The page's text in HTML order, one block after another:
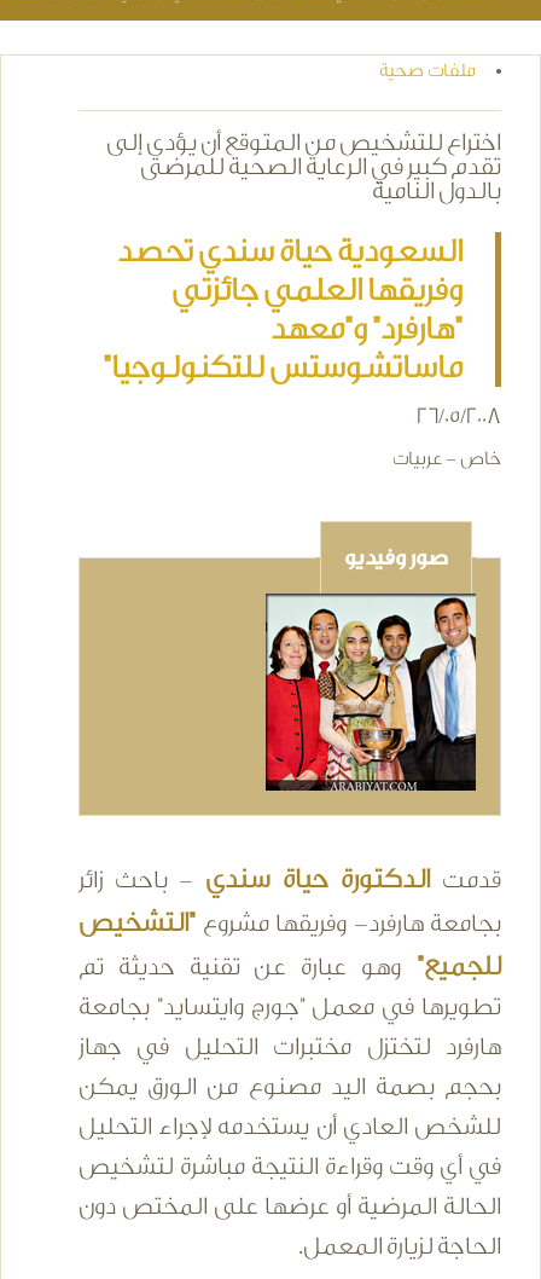
ملفات صحية
اختراع للتشخيص من المتوقع أن يؤدي إلى
تقدم كبير في الرعاية الصحية للمرضى
بالدول النامية
السعودية حياة سندي تحصد
وفريقها العلمي جائزتي
"هارفرد" و"معهد
ماساتشوستس للتكنولوجيا"
26/05/2008
خاص - عربيات
صور وفيديو
قدمت الدكتورة حياة سندي - باحث زائر
بجامعة هارفرد- وفريقها مشروع "التشخيص
للجميع" وهو عبارة عن تقنية حديثة تم
تطويرها في معمل "جورج وايتسايد" بجامعة
هارفرد لتختزل مختبرات التحليل في جهاز
بحجم بصمة اليد مصنوع من الورق يمكن
للشخص العادي أن يستخدمه لإجراء التحليل
في أي وقت وقراءة النتيجة مباشرة لتشخيص
الحالة المرضية أو عرضها على المختص دون
الحاجة لزيارة المعمل.